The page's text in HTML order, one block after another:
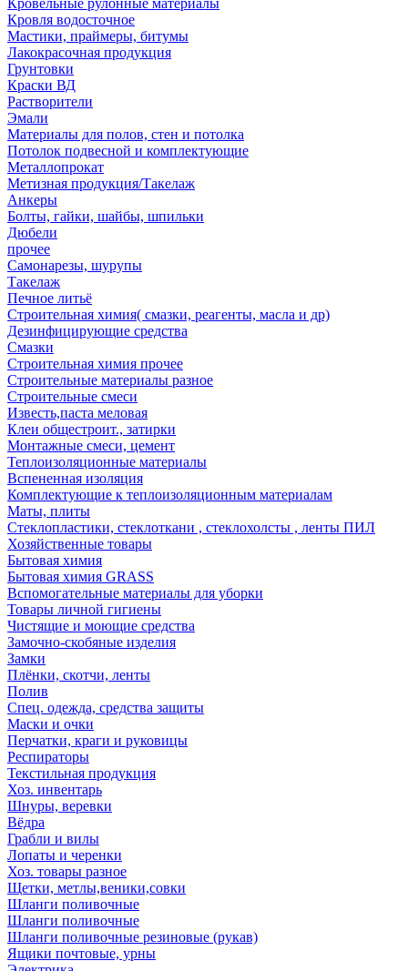
Кровельные рулонные материалы
Кровля водосточное
Мастики, праймеры, битумы
Лакокрасочная продукция
Грунтовки
Краски ВД
Растворители
Эмали
Материалы для полов, стен и потолка
Потолок подвесной и комплектующие
Металлопрокат
Метизная продукция/Такелаж
Анкеры
Болты, гайки, шайбы, шпильки
Дюбели
прочее
Самонарезы, шурупы
Такелаж
Печное литьё
Строительная химия( смазки, реагенты, масла и др)
Дезинфицирующие средства
Смазки
Строительная химия прочее
Строительные материалы разное
Строительные смеси
Известь,паста меловая
Клеи общестроит., затирки
Монтажные смеси, цемент
Теплоизоляционные материалы
Вспененная изоляция
Комплектующие к теплоизоляционным материалам
Маты, плиты
Стеклопластики, стеклоткани , стеклохолсты , ленты ПИЛ
Хозяйственные товары
Бытовая химия
Бытовая химия GRASS
Вспомогательные материалы для уборки
Товары личной гигиены
Чистящие и моющие средства
Замочно-скобяные изделия
Замки
Плёнки, скотчи, ленты
Полив
Спец. одежда, средства защиты
Маски и очки
Перчатки, краги и руковицы
Респираторы
Текстильная продукция
Хоз. инвентарь
Шнуры, веревки
Вёдра
Грабли и вилы
Лопаты и черенки
Хоз. товары разное
Щетки, метлы,веники,совки
Шланги поливочные
Шланги поливочные
Шланги поливочные резиновые (рукав)
Ящики почтовые, урны